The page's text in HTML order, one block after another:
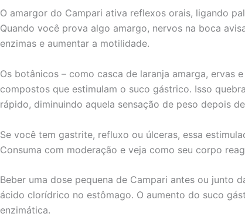
O amargor do Campari ativa reflexos orais, ligando
Quando você prova algo amargo, nervos na boca
enzimas e aumentar a motilidade.
Os botânicos – como casca de laranja amarga, ervas
compostos que estimulam o suco gástrico. Isso
rápido, diminuindo aquela sensação de peso depois
Se você tem gastrite, refluxo ou úlceras, essa
Consuma com moderação e veja como seu corpo
Beber uma dose pequena de Campari antes ou junto
ácido clorídrico no estômago. O aumento do suco
enzimática.